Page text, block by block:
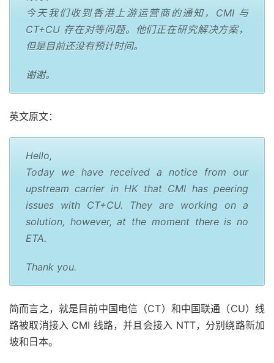
219.158.16.77 121.72 ms  AS4837 China, Beijing
10
*
11
*
traceroute to
2
*
3
  xe
-
4
  xe
- 1.a00.newthk03.hk . .
-
6
  ae
-4.r26.osakjp02.jp. bb .gin.ntt . net (129.250
7
  ae
-1.r02.osakjp02.jp .bb. gin. ntt.net ( 129.250
8
219.158.43.145 86.69 ms  AS4837 China,
9
219.158
112.64 .250.202
13
210.22.97.1 79.78 ms  AS17621 China, Shanghai
深圳联通
traceroute to
今天我们收到香港上游运营商的通知，CMI 与
CT+CU 存在对等问题。他们正在研究解决方案，
但是目前还没有预计时间。
谢谢。
英文原文：
Hello,
Today we have received a notice from our
upstream carrier in HK that CMI has peering
issues with CT+CU. They are working on a
solution, however, at the moment there is no
ETA.
Thank you.
简而言之，就是目前中国电信（CT）和中国联通（CU）线
路被取消接入 CMI 线路，并且会接入 NTT，分别绕路新加
坡和日本。